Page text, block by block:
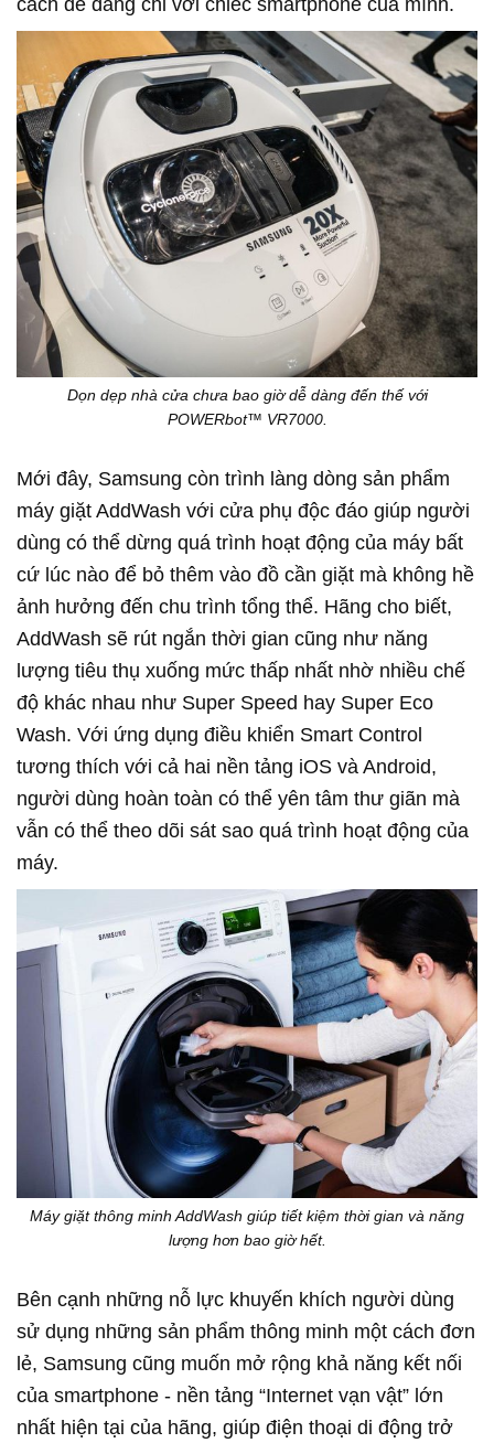
cách dễ dàng chỉ với chiếc smartphone của mình.
Dọn dẹp nhà cửa chưa bao giờ dễ dàng đến thế với
POWERbot™ VR7000.
Mới đây, Samsung còn trình làng dòng sản phẩm
máy giặt AddWash với cửa phụ độc đáo giúp người
dùng có thể dừng quá trình hoạt động của máy bất
cứ lúc nào để bỏ thêm vào đồ cần giặt mà không hề
ảnh hưởng đến chu trình tổng thể. Hãng cho biết,
AddWash sẽ rút ngắn thời gian cũng như năng
lượng tiêu thụ xuống mức thấp nhất nhờ nhiều chế
độ khác nhau như Super Speed hay Super Eco
Wash. Với ứng dụng điều khiển Smart Control
tương thích với cả hai nền tảng iOS và Android,
người dùng hoàn toàn có thể yên tâm thư giãn mà
vẫn có thể theo dõi sát sao quá trình hoạt động của
máy.
Máy giặt thông minh AddWash giúp tiết kiệm thời gian và năng
lượng hơn bao giờ hết.
Bên cạnh những nỗ lực khuyến khích người dùng
sử dụng những sản phẩm thông minh một cách đơn
lẻ, Samsung cũng muốn mở rộng khả năng kết nối
của smartphone - nền tảng “Internet vạn vật” lớn
nhất hiện tại của hãng, giúp điện thoại di động trở